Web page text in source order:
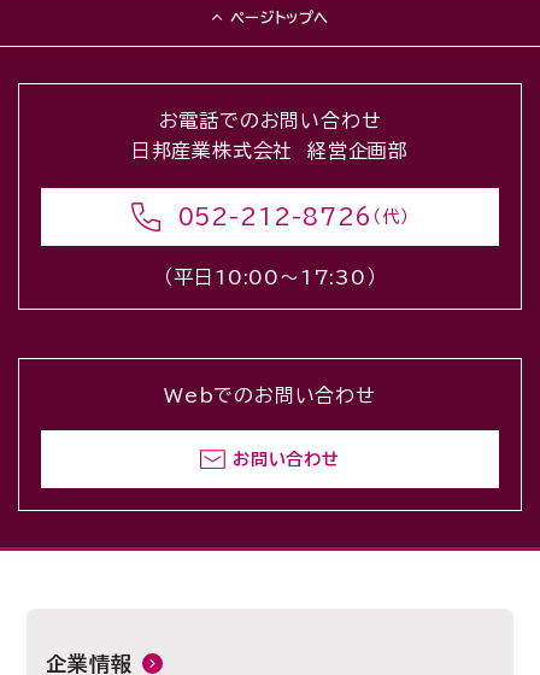
ページトップへ
お電話でのお問い合わせ
日邦産業株式会社 経営企画部
052-212-8726 （代）
（平日10:00〜17:30）
Webでのお問い合わせ
お問い合わせ
企業情報